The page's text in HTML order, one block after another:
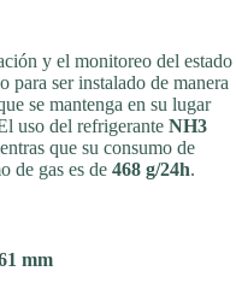
y el monitoreo del estado
para ser instalado de manera
se mantenga en su lugar
uso del refrigerante NH3
que su consumo de
de gas es de 468 g/24h.
mm